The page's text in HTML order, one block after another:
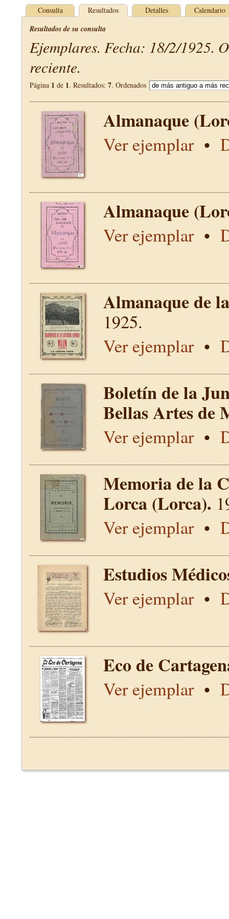
Consulta Resultados Detalles Calendario
Resultados de su consulta
Ejemplares. Fecha: 18/2/1925.
reciente.
Página 1 de 1. Resultados: 7. Ordenados
Almanaque
Ver ejemplar•
Almanaque
Ver ejemplar•
Almanaque de
1925.
Ver ejemplar•
Boletín de la
Bellas Artes
Ver ejemplar•
Memoria de la
Lorca (Lorca).
Ver ejemplar•
Estudios
Ver ejemplar•
Eco de
Ver ejemplar•